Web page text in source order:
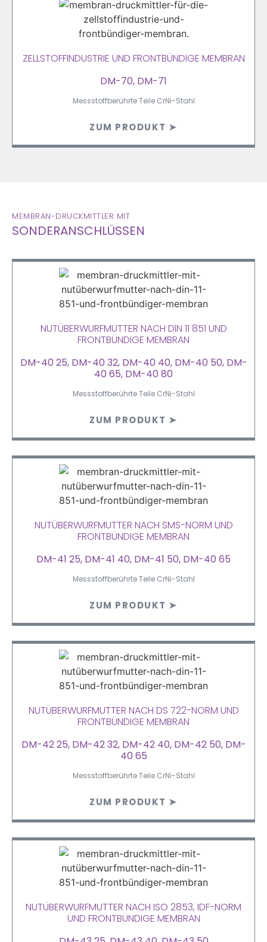
ZELLSTOFFINDUSTRIE UND FRONTBÜNDIGE MEMBRAN
DM-70, DM-71
Messstoffberührte Teile CrNi-Stahl
ZUM PRODUKT ➤
MEMBRAN-DRUCKMITTLER MIT
SONDERANSCHLÜSSEN
NUTÜBERWURFMUTTER NACH DIN 11 851 UND
FRONTBÜNDIGE MEMBRAN
DM-40 25, DM-40 32, DM-40 40, DM-40 50, DM-
40 65, DM-40 80
Messstoffberührte Teile CrNi-Stahl
ZUM PRODUKT ➤
NUTÜBERWURFMUTTER NACH SMS-NORM UND
FRONTBÜNDIGE MEMBRAN
DM-41 25, DM-41 40, DM-41 50, DM-40 65
Messstoffberührte Teile CrNi-Stahl
ZUM PRODUKT ➤
NUTÜBERWURFMUTTER NACH DS 722-NORM UND
FRONTBÜNDIGE MEMBRAN
DM-42 25, DM-42 32, DM-42 40, DM-42 50, DM-
40 65
Messstoffberührte Teile CrNi-Stahl
ZUM PRODUKT ➤
NUTÜBERWURFMUTTER NACH ISO 2853, IDF-NORM
UND FRONTBÜNDIGE MEMBRAN